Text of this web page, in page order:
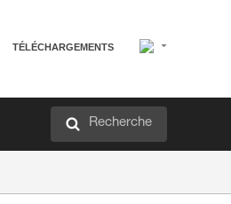
TÉLÉCHARGEMENTS
Recherche